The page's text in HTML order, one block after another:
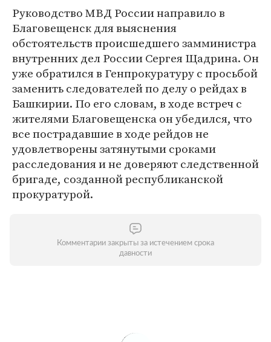
Руководство МВД России направило в
Благовещенск для выяснения
обстоятельств происшедшего замминистра
внутренних дел России Сергея Щадрина. Он
уже обратился в Генпрокуратуру с просьбой
заменить следователей по делу о рейдах в
Башкирии. По его словам, в ходе встреч с
жителями Благовещенска он убедился, что
все пострадавшие в ходе рейдов не
удовлетворены затянутыми сроками
расследования и не доверяют следственной
бригаде, созданной республиканской
прокуратурой.
Комментарии закрыты за истечением срока
давности